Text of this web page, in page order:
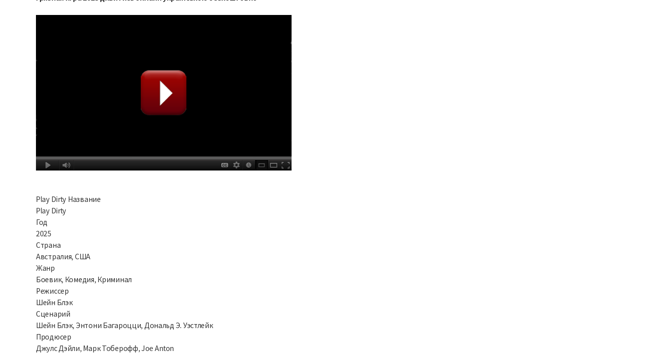
Play Dirty Название
Play Dirty
Год
2025
Страна
Австралия, США
Жанр
Боевик, Комедия, Криминал
Режиссер
Шейн Блэк
Сценарий
Шейн Блэк, Энтони Багароцци, Дональд Э. Уэстлейк
Продюсер
Джулс Дэйли, Марк Тоберофф, Joe Anton